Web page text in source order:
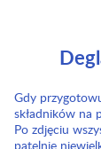
Gdy
składników na
Po zdjęciu
patelnię